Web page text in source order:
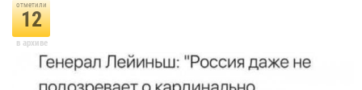
отметили
12
в архиве